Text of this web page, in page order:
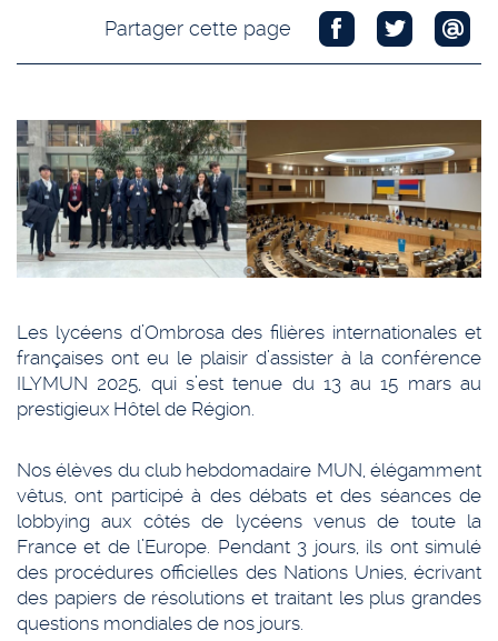
Partager cette page
Les lycéens d’Ombrosa des filières internationales et
françaises ont eu le plaisir d’assister à la conférence
ILYMUN 2025, qui s’est tenue du 13 au 15 mars au
prestigieux Hôtel de Région.
Nos élèves du club hebdomadaire MUN, élégamment
vêtus, ont participé à des débats et des séances de
lobbying aux côtés de lycéens venus de toute la
France et de l’Europe. Pendant 3 jours, ils ont simulé
des procédures officielles des Nations Unies, écrivant
des papiers de résolutions et traitant les plus grandes
questions mondiales de nos jours.